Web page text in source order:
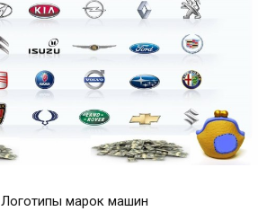
Логотипы марок машин